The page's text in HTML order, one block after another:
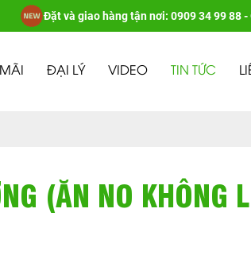
Đặt và giao hàng tận nơi: 0909 34 99 88 -
ĐẠI LÝ VIDEO TIN TỨC
(ĂN NO KHÔNG